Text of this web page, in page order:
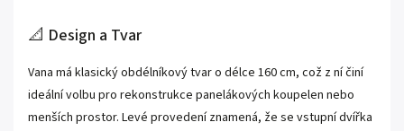
📐 Design a Tvar
Vana má klasický obdélníkový tvar o délce 160 cm, což z ní činí
ideální volbu pro rekonstrukce panelákových koupelen nebo
menších prostor. Levé provedení znamená, že se vstupní dvířka